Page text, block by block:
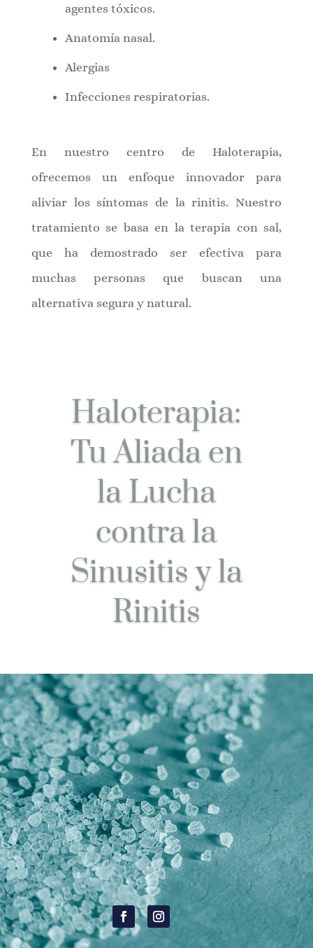
agentes tóxicos.
Anatomía nasal.
Alergias
Infecciones respiratorias.
En nuestro centro de Haloterapia,
ofrecemos un enfoque innovador para
aliviar los síntomas de la rinitis. Nuestro
tratamiento se basa en la terapia con sal,
que ha demostrado ser efectiva para
muchas personas que buscan una
alternativa segura y natural.
Haloterapia:
Tu Aliada en
la Lucha
contra la
Sinusitis y la
Rinitis
RESERVA Y REGALA